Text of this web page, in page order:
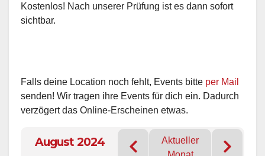
Kostenlos! Nach unserer Prüfung ist es dann sofort
sichtbar.
Falls deine Location noch fehlt, Events bitte per Mail
senden! Wir tragen ihre Events für dich ein. Dadurch
verzögert das Online-Erscheinen etwas.
August 2024
Aktueller